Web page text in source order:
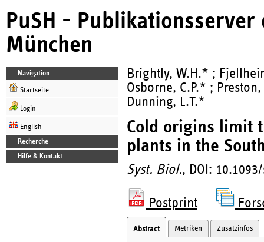
PuSH -
München
Navigation
Startseite
Login
English
Recherche
Hilfe & Kontakt
Brightly, W.H.* ;
Osborne, C.P.* ;
Dunning, L.T.*
Cold origins limit
plants in the
Syst. Biol., DOI:
Postprint
Abstract Metriken Zusatzinfos